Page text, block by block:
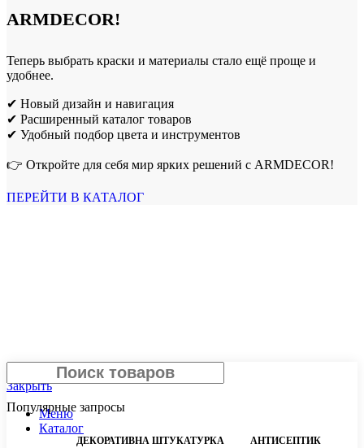
ARMDECOR!
Теперь выбрать краски и материалы стало ещё проще и
удобнее.
✔ Новый дизайн и навигация
✔ Расширенный каталог товаров
✔ Удобный подбор цвета и инструментов
👉 Откройте для себя мир ярких решений с ARMDECOR!
ПЕРЕЙТИ В КАТАЛОГ
Популярные запросы
ДЕКОРАТИВНА ШТУКАТУРКА АНТИСЕПТИК
Поиск
Закрыть
Меню
Каталог